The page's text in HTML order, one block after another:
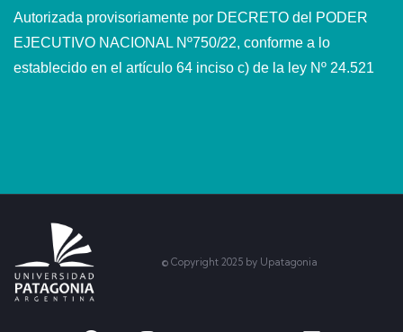
Autorizada provisoriamente por DECRETO del PODER
EJECUTIVO NACIONAL Nº750/22, conforme a lo
establecido en el artículo 64 inciso c) de la ley Nº 24.521
© Copyright 2025 by Upatagonia